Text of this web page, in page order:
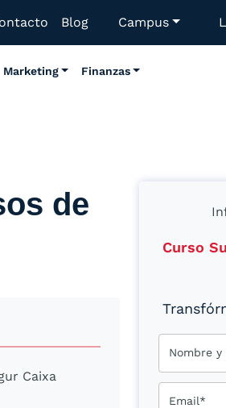
Blog Campus
Marketing Finanzas
de
Caixa
Curso
Nombre
Email*